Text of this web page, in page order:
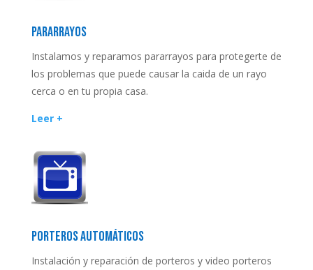
PARARRAYOS
Instalamos y reparamos pararrayos para protegerte de
los problemas que puede causar la caida de un rayo
cerca o en tu propia casa.
Leer +
PORTEROS AUTOMÁTICOS
Instalación y reparación de porteros y video porteros